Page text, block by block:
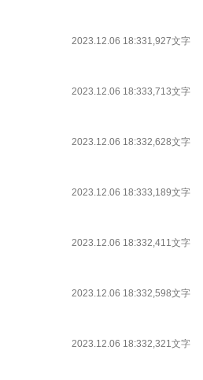
2023.12.06 18:331,927文字
2023.12.06 18:333,713文字
2023.12.06 18:332,628文字
2023.12.06 18:333,189文字
2023.12.06 18:332,411文字
2023.12.06 18:332,598文字
2023.12.06 18:332,321文字